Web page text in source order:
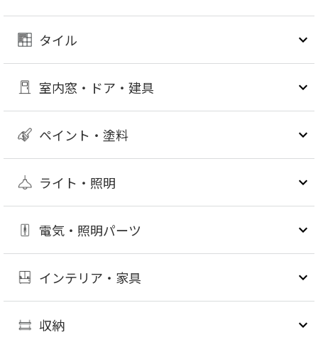
タイル
室内窓・ドア・建具
ペイント・塗料
ライト・照明
電気・照明パーツ
インテリア・家具
収納